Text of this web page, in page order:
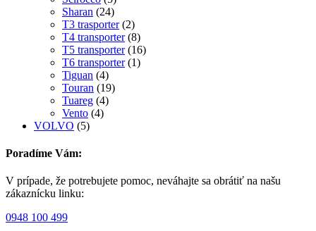
Sharan (24)
T3 trasporter (2)
T4 transporter (8)
T5 transporter (16)
T6 transporter (1)
Tiguan (4)
Touran (19)
Tuareg (4)
Vento (4)
VOLVO (5)
Poradíme Vám:
V prípade, že potrebujete pomoc, neváhajte sa obrátiť na našu
zákaznícku linku:
0948 100 499